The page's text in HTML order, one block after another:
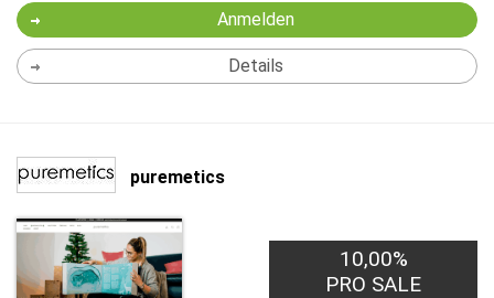
Anmelden
Details
puremetics
10,00%
PRO SALE